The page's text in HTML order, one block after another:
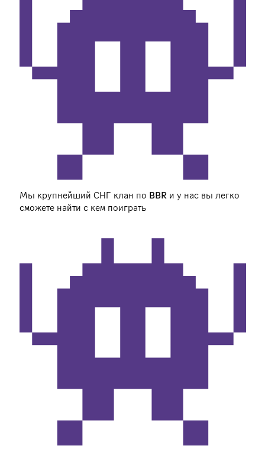
Мы крупнейший СНГ клан по BBR и у нас вы легко
сможете найти с кем поиграть